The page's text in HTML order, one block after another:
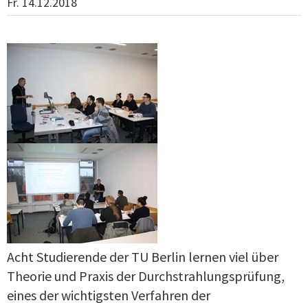
Acht Studierende der TU Berlin lernen viel über
Theorie und Praxis der Durchstrahlungsprüfung,
eines der wichtigsten Verfahren der